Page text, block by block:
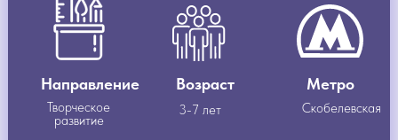
Направление
Творческое
развитие
Возраст
3-7 лет
Метро
Скобелевская